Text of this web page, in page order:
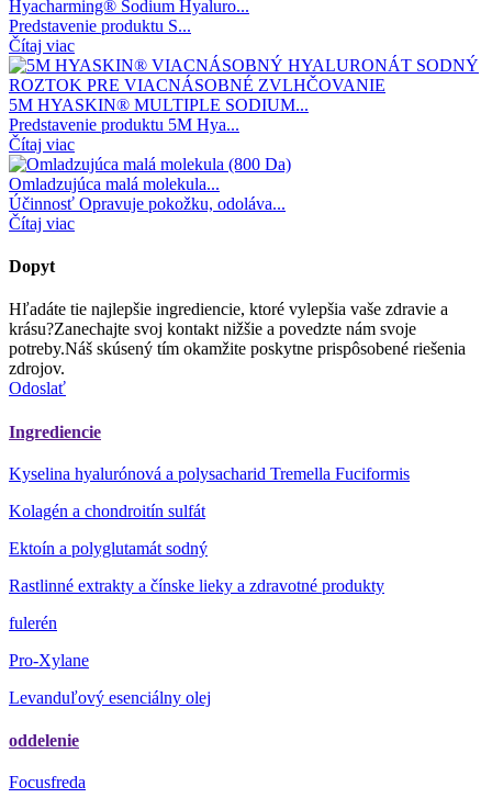
Hyacharming® Sodium Hyaluro...
Predstavenie produktu S...
Čítaj viac
5M HYASKIN® MULTIPLE SODIUM...
Predstavenie produktu 5M Hya...
Čítaj viac
Omladzujúca malá molekula...
Účinnosť Opravuje pokožku, odoláva...
Čítaj viac
Dopyt
Hľadáte tie najlepšie ingrediencie, ktoré vylepšia vaše zdravie a
krásu?Zanechajte svoj kontakt nižšie a povedzte nám svoje
potreby.Náš skúsený tím okamžite poskytne prispôsobené riešenia
zdrojov.
Odoslať
Ingrediencie
Kyselina hyalurónová a polysacharid Tremella Fuciformis
Kolagén a chondroitín sulfát
Ektoín a polyglutamát sodný
Rastlinné extrakty a čínske lieky a zdravotné produkty
fulerén
Pro-Xylane
Levanduľový esenciálny olej
oddelenie
Focusfreda